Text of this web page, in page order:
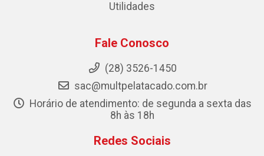
Utilidades
Fale Conosco
(28) 3526-1450
sac@multpelatacado.com.br
Horário de atendimento: de segunda a sexta das
8h às 18h
Redes Sociais